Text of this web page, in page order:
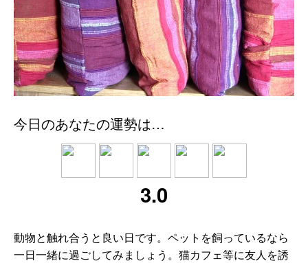
今日のあなたの運勢は…
3.0
動物と触れ合うと良い日です。ペットを飼っているなら
一日一緒に過ごしてみましょう。猫カフェ等に友人を誘